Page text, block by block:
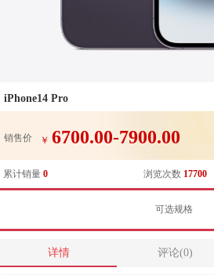
iPhone14 Pro
销售价 ￥ 6700.00-7900.00
累计销量 0 浏览次数 17700
可选规格
详情 评论(0)